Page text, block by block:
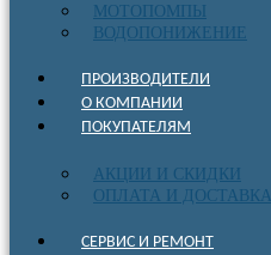
МОТОПОМПЫ
ВОДОПОНИЖЕНИЕ
ПРОИЗВОДИТЕЛИ
О КОМПАНИИ
ПОКУПАТЕЛЯМ
АКЦИИ И СКИДКИ
ОПЛАТА И ДОСТАВКА
СЕРВИС И РЕМОНТ